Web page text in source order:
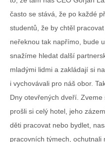
často se stává, že po každé
studentů, že by chtěl
neřeknou tak napřímo, bude
snažíme hledat další
mladými lidmi a zakládají si
i vychovávali pro náš obor.
Dny otevřených dveří. Zveme
prošli si celý hotel, jeho
děti pracovat nebo bydlet,
pracovních týmech, ochutnali